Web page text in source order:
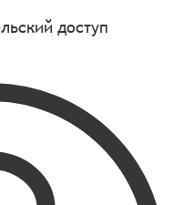
доступ